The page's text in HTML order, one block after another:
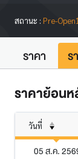
สถานะ : Pre-Open1
ราคา ร
ราคาย้อนห
วันที่
05 ส.ค.